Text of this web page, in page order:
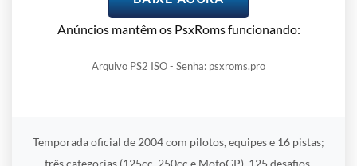
Anúncios mantêm os PsxRoms funcionando:
Arquivo PS2 ISO - Senha: psxroms.pro
Temporada oficial de 2004 com pilotos, equipes e 16 pistas;
três categorias (125cc, 250cc e MotoGP), 125 desafios,